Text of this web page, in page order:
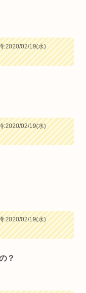
:2020/02/19(水)
:2020/02/19(水)
:2020/02/19(水)
？